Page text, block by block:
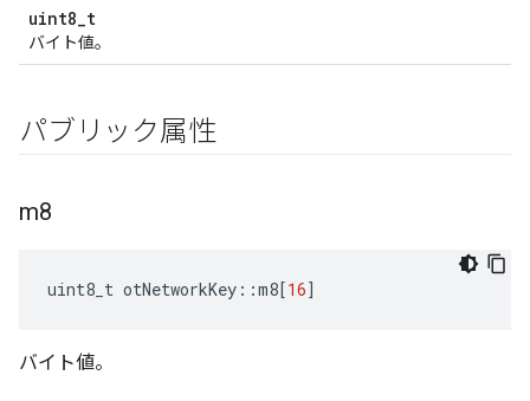
uint8_t
バイト値。
パブリック属性
m8
uint8_t otNetworkKey ::m8[16]
バイト値。